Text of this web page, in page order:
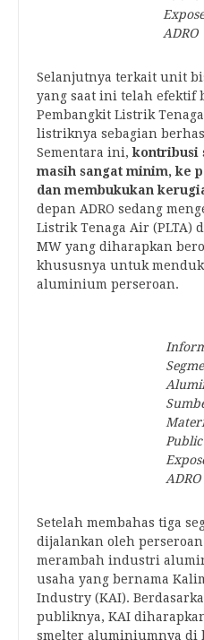
Expose
ADRO
Selanjutnya terkait unit
yang saat ini telah efektif
Pembangkit Listrik
listriknya sebagian
Sementara ini,kontribusi
masih sangat minim, ke
dan membukukan
depan ADRO sedang
Listrik Tenaga Air (PLTA)
MW yang diharapkan
khususnya untuk
aluminium perseroan.
Materi
Public
ADRO
Setelah membahas tiga
dijalankan oleh
merambah industri
usaha yang bernama
Industry (KAI).
publiknya, KAI
smelter aluminiumnya di